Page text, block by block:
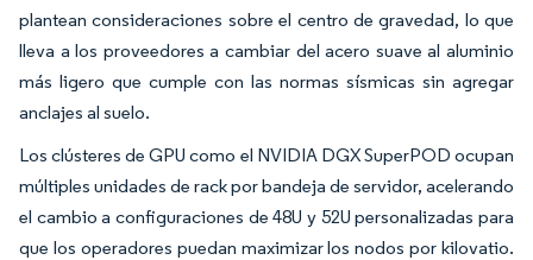
plantean consideraciones sobre el centro de gravedad, lo que
lleva a los proveedores a cambiar del acero suave al aluminio
más ligero que cumple con las normas sísmicas sin agregar
anclajes al suelo.
Los clústeres de GPU como el NVIDIA DGX SuperPOD ocupan
múltiples unidades de rack por bandeja de servidor, acelerando
el cambio a configuraciones de 48U y 52U personalizadas para
que los operadores puedan maximizar los nodos por kilovatio.